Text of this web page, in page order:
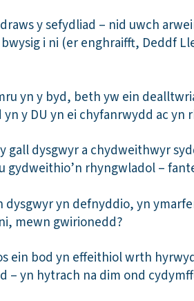
y sefydliad – nid uwch
i ni (er enghraifft, Deddf
yn y byd, beth yw ein
y DU yn ei chyfanrwydd ac yn
gall dysgwyr a chydweithwyr
gydweithio’n rhyngwladol –
dysgwyr yn defnyddio, yn
mewn gwirionedd?
ein bod yn effeithiol wrth
yn hytrach na dim ond